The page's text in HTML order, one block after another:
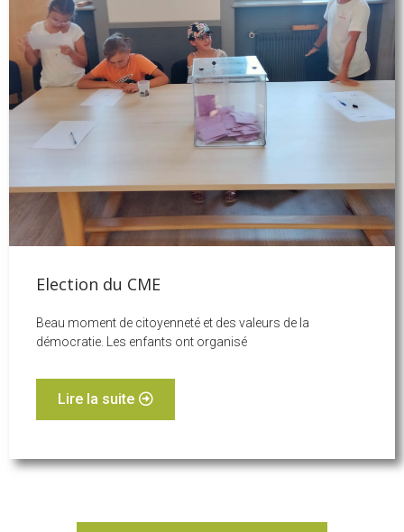
Election du CME
Beau moment de citoyenneté et des valeurs de la
démocratie. Les enfants ont organisé
Lire la suite